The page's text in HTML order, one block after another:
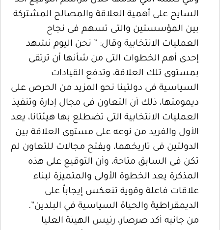
السايح على أهمية العلاقة والمصالح المشتركة
بين المؤسستين والتى تسهم فى نجاح
العمليات الانتخابية وقال: ” نحن اليوم نشهد
إحدى أهم الخطوات التى من شأنها أن ترتقى
بمستوى تلك العلاقة، وتدفع القيادات
السياسية فى دولتينا نحو المزيد من الحرص على
ديمومتها، ذلك أن التعاون فى مجال إدارة وتنفيذ
العمليات الانتخابية التى تضطلع بها هيئتانا، يعد
الأول والفريد من نوعه على مستوى العلاقة بين
الدولتين فى تاريخهما، ويفتح مجالات للتعاون لم
تكن فى السابق متاحة، وأن التوقيع على هذه
المذكرة يعد الخطوة الأولى والمتميزة لبناء
علاقات فاعلة وقوية تنعكس إيجاباً على
الديمقراطية والحياة السياسية في البلدين”.
من جانبه أكد صرصار، رئيس الهيئة العليا